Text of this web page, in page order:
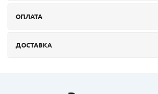
ОПЛАТА
ДОСТАВКА